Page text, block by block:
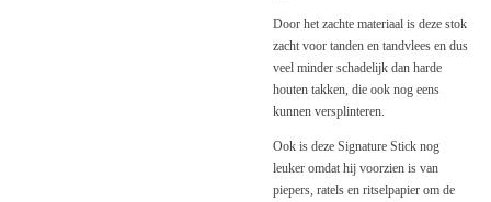
Door het zachte materiaal is deze stok
zacht voor tanden en tandvlees en dus
veel minder schadelijk dan harde
houten takken, die ook nog eens
kunnen versplinteren.
Ook is deze Signature Stick nog
leuker omdat hij voorzien is van
piepers, ratels en ritselpapier om de